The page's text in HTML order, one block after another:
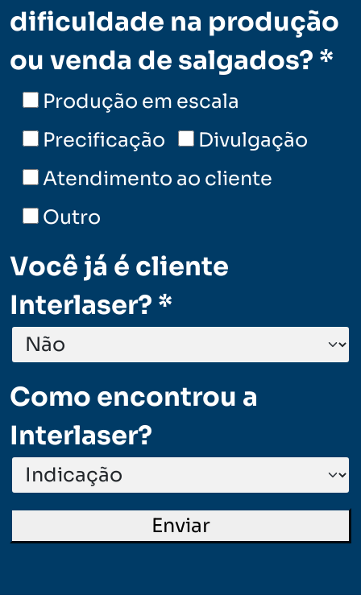
dificuldade na produção
ou venda de salgados? *
Produção em escala
Precificação
Divulgação
Atendimento ao cliente
Outro
Você já é cliente
Interlaser? *
Como encontrou a
Interlaser?